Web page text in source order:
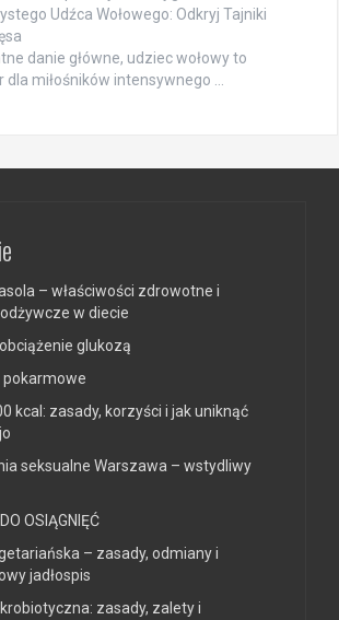
Udźca Wołowego: Odkryj Tajniki
danie główne, udziec wołowy to
dla miłośników intensywnego …
– właściwości zdrowotne i
w diecie
glukozą
pokarmowe
kcal: zasady, korzyści i jak uniknąć
seksualne Warszawa – wstydliwy
OSIĄGNIĘĆ
– zasady, odmiany i
jadłospis
zasady, zalety i